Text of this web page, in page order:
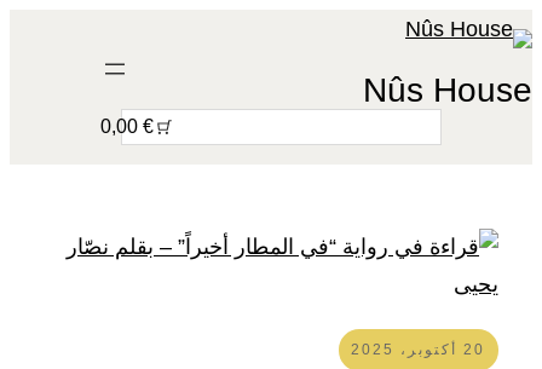
تخطى
المحتوى
Nûs House
e
h
€ 0,00
20 أكتوبر، 2025